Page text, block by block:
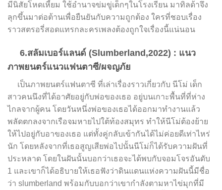
มีนิสัยโหดเหี้ยม ใช้อำนาจข่มขู่เด็กๆในโรงเรียน มาทิลด้าจึง
ลุกขึ้นมาต่อต้านเพื่อยืนยันกับความถูกต้อง ใครที่ชอบเรื่อง
ราวสตรอรี่สอดแทรกละครเพลงต้องถูกใจเรื่องนี้แน่นอน
6.สลัมเบอร์แลนด์ (Slumberland,2022) : แนว
ภาพยนตร์แนวแฟนตาซี/ผจญภัย
เป็นภาพยนตร์แฟนตาซี ที่เล่าเรื่องราวเกี่ยวกับ นีโม่ เด็ก
สาวคนนึงที่ได้อาศัยอยู่กับพ่อของเธอ อยู่บนเกาะพื้นที่ที่ห่าง
ไกลจากผู้คน โดยวันหนึ่งพ่อของเธอได้ออกมาทำงานแล้ว
พลัดตกลงจากเรือจมหายไปใต้ท้องสมุทร ทำให้นีโม่ต้องย้าย
ให้ไปอยู่กับอาของเธอ แต่ทั้งคู่กลับเข้ากันได้ไม่ค่อยดีเท่าไหร่
นัก โดยหลังจากที่เธอสูญเสียพ่อไปนั้นนีโม่ก็ได้รับความฝันที่
ประหลาด โดยในฝันนั้นบอกว่าเธอจะได้พบกับจอมโจรอันดับ
1 และเขาก็ได้อธิบายให้เธอฟังว่าดินแดนแห่งความฝันนี้มีชื่อ
ว่า slumberland พร้อมกับบอกว่าเขากำลังตามหาไข่มุกที่มี